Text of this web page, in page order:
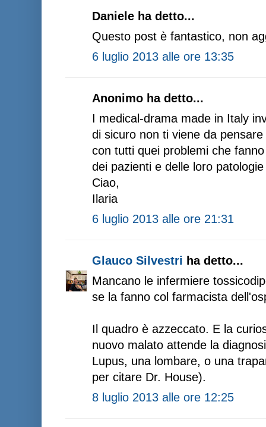
Daniele ha detto...
Questo post è fantastico, non
6 luglio 2013 alle ore 13:35
Anonimo ha detto...
I medical-drama made in Italy
di sicuro non ti viene da
con tutti quei problemi che
dei pazienti e delle loro
Ciao,
Ilaria
6 luglio 2013 alle ore 21:31
Glauco Silvestri ha detto...
Mancano le infermiere
se la fanno col farmacista
Il quadro è azzeccato. E la
nuovo malato attende la
Lupus, una lombare, o una
per citare Dr. House).
8 luglio 2013 alle ore 12:25